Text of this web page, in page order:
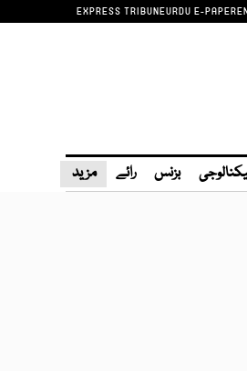
EXPRESS TRIBUNEURDU E-PAPER
بزنس رائے مزید